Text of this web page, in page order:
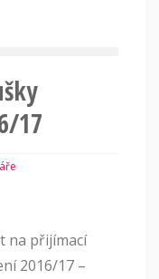
17
na přijímací
2016/17 –